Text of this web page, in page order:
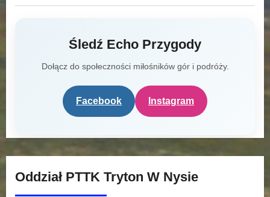
Śledź Echo Przygody
Dołącz do społeczności miłośników gór i podróży.
Facebook Instagram
Oddział PTTK Tryton W Nysie